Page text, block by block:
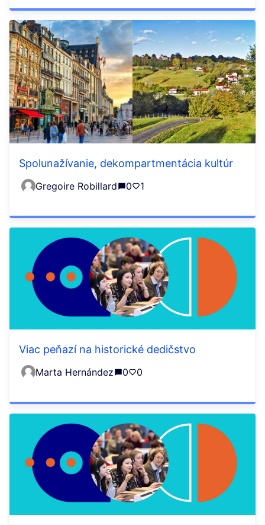
Spolunažívanie, dekompartmentácia kultúr
Gregoire Robillard 0 1
Viac peňazí na historické dedičstvo
Marta Hernández 0 0